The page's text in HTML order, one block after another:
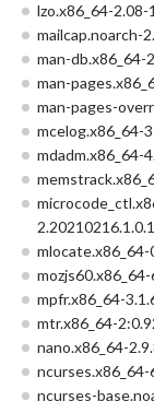
lzo.x86_64-2.08-
mailcap.noarch-
man-db.x86_64-
man-
man-pages-
mcelog.x86_64-
mdadm.x86_64-
mlocate.x86_64-
mpfr.x86_64-
mtr.x86_64-
nano.x86_64-
ncurses-